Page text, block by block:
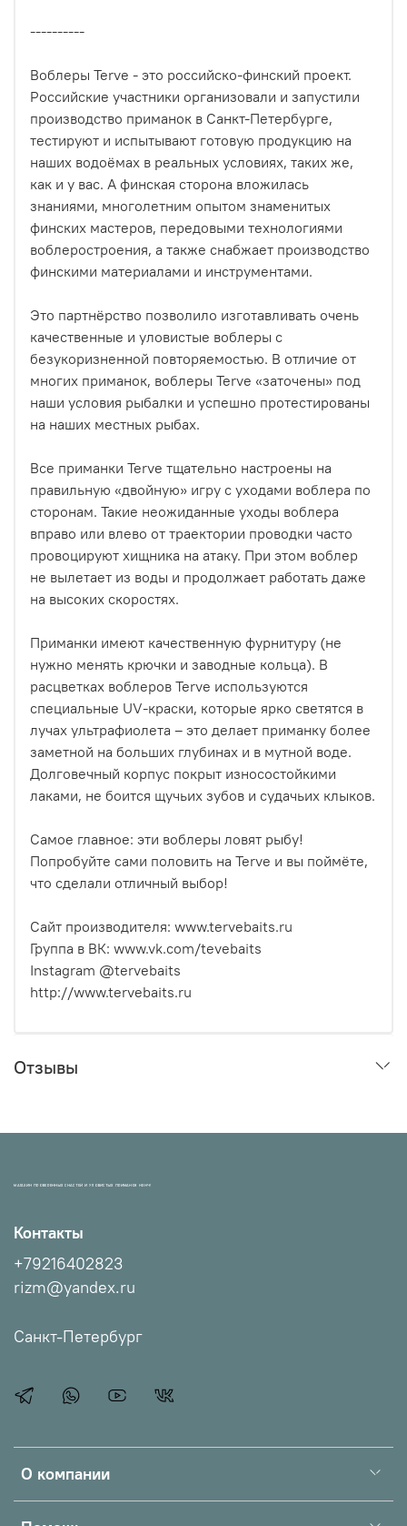
----------
Воблеры Terve - это российско-финский проект.
Российские участники организовали и запустили
производство приманок в Санкт-Петербурге,
тестируют и испытывают готовую продукцию на
наших водоёмах в реальных условиях, таких же,
как и у вас. А финская сторона вложилась
знаниями, многолетним опытом знаменитых
финских мастеров, передовыми технологиями
воблеростроения, а также снабжает производство
финскими материалами и инструментами.
Это партнёрство позволило изготавливать очень
качественные и уловистые воблеры с
безукоризненной повторяемостью. В отличие от
многих приманок, воблеры Terve «заточены» под
наши условия рыбалки и успешно протестированы
на наших местных рыбах.
Все приманки Terve тщательно настроены на
правильную «двойную» игру с уходами воблера по
сторонам. Такие неожиданные уходы воблера
вправо или влево от траектории проводки часто
провоцируют хищника на атаку. При этом воблер
не вылетает из воды и продолжает работать даже
на высоких скоростях.
Приманки имеют качественную фурнитуру (не
нужно менять крючки и заводные кольца). В
расцветках воблеров Terve используются
специальные UV-краски, которые ярко светятся в
лучах ультрафиолета – это делает приманку более
заметной на больших глубинах и в мутной воде.
Долговечный корпус покрыт износостойкими
лаками, не боится щучьих зубов и судачьих клыков.
Самое главное: эти воблеры ловят рыбу!
Попробуйте сами половить на Terve и вы поймёте,
что сделали отличный выбор!
Сайт производителя: www.tervebaits.ru
Группа в ВК: www.vk.com/tevebaits
Instagram @tervebaits
http://www.tervebaits.ru
Отзывы
МАГАЗИН ПРОВЕРЕННЫХ СНАСТЕЙ И УЛОВИСТЫХ ПРИМАНОК НХНЧ!
О компании
Контакты
+79216402823
rizm@yandex.ru
Санкт-Петербург